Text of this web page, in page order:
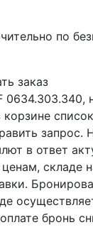
по
заказ
0634.303.340,
в ответ
складе
бронь